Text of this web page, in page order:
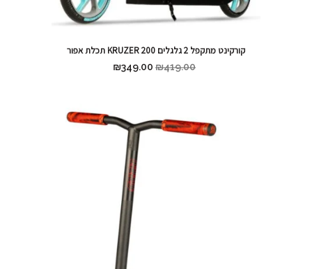
קורקינט מתקפל 2 גלגלים KRUZER 200 תכלת אפור
₪419.00
₪349.00